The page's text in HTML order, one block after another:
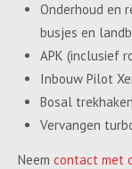
Onderhoud en
busjes en
APK (inclusief
Inbouw Pilot
Bosal
Vervangen
Neem contact met